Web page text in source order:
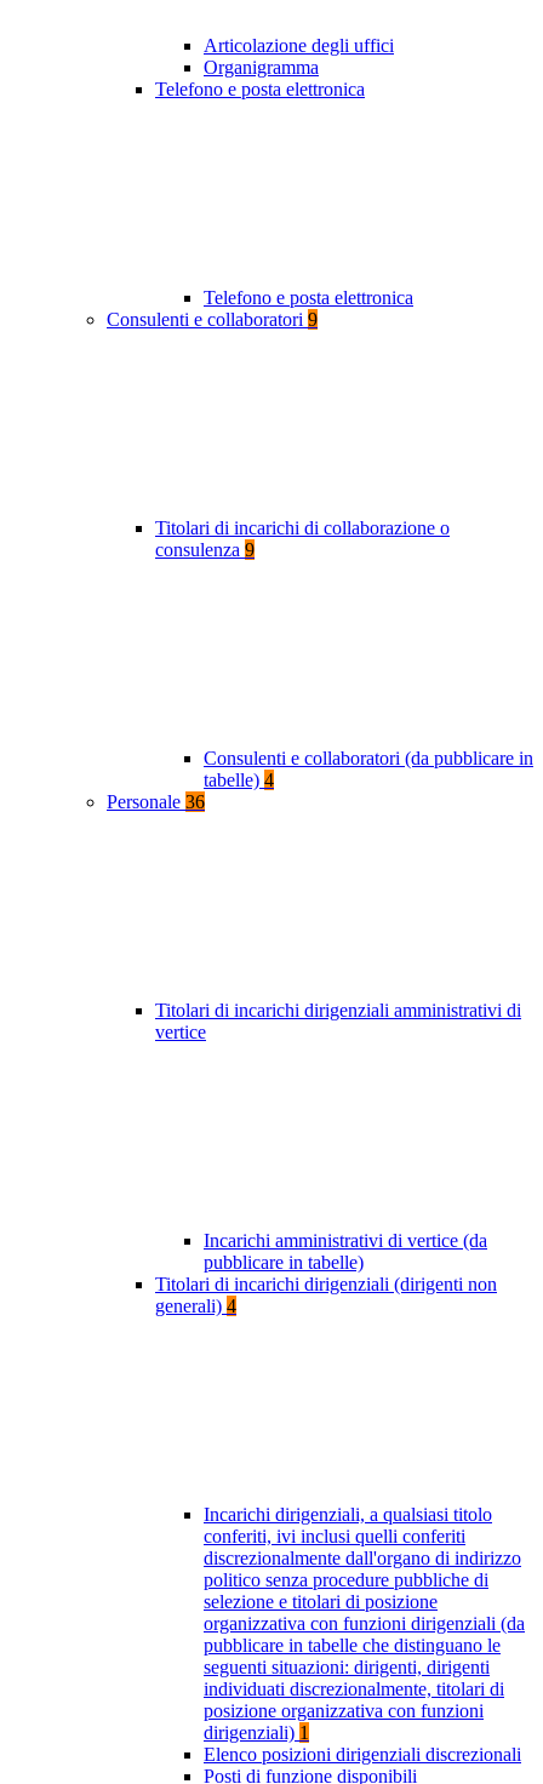
Articolazione degli uffici
Organigramma
Telefono e posta elettronica
Telefono e posta elettronica
Consulenti e collaboratori 9
Titolari di incarichi di collaborazione o
consulenza 9
Consulenti e collaboratori (da pubblicare in
tabelle) 4
Personale 36
Titolari di incarichi dirigenziali amministrativi di
vertice
Incarichi amministrativi di vertice (da
pubblicare in tabelle)
Titolari di incarichi dirigenziali (dirigenti non
generali) 4
Incarichi dirigenziali, a qualsiasi titolo
conferiti, ivi inclusi quelli conferiti
discrezionalmente dall'organo di indirizzo
politico senza procedure pubbliche di
selezione e titolari di posizione
organizzativa con funzioni dirigenziali (da
pubblicare in tabelle che distinguano le
seguenti situazioni: dirigenti, dirigenti
individuati discrezionalmente, titolari di
posizione organizzativa con funzioni
dirigenziali) 1
Elenco posizioni dirigenziali discrezionali
Posti di funzione disponibili